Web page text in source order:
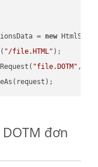
= new
"/file.HTML" );
"file.DOTM"
đơn